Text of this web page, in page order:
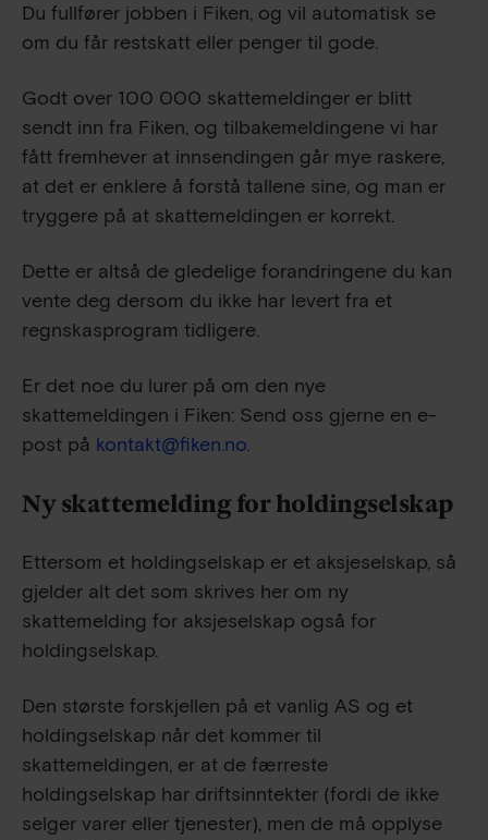
Du fullfører jobben i Fiken, og vil automatisk se
om du får restskatt eller penger til gode.
Godt over 100 000 skattemeldinger er blitt
sendt inn fra Fiken, og tilbakemeldingene vi har
fått fremhever at innsendingen går mye raskere,
at det er enklere å forstå tallene sine, og man er
tryggere på at skattemeldingen er korrekt.
Dette er altså de gledelige forandringene du kan
vente deg dersom du ikke har levert fra et
regnskasprogram tidligere.
Er det noe du lurer på om den nye
skattemeldingen i Fiken: Send oss gjerne en e-
post på kontakt@fiken.no.
Ny skattemelding for holdingselskap
Ettersom et holdingselskap er et aksjeselskap, så
gjelder alt det som skrives her om ny
skattemelding for aksjeselskap også for
holdingselskap.
Den største forskjellen på et vanlig AS og et
holdingselskap når det kommer til
skattemeldingen, er at de færreste
holdingselskap har driftsinntekter (fordi de ikke
selger varer eller tjenester), men de må opplyse